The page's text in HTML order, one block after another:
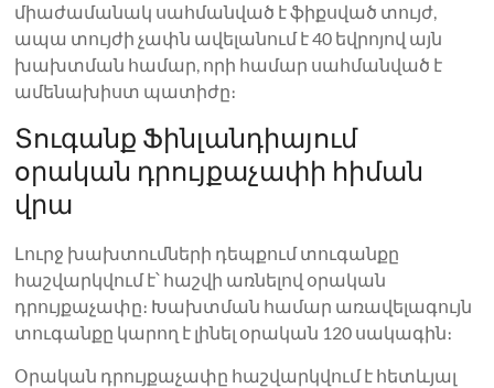
միաժամանակ սահմանված է ֆիքսված տույժ,
ապա տույժի չափն ավելանում է 40 եվրոյով այն
խախտման համար, որի համար սահմանված է
ամենախիստ պատիժը։
Տուգանք Ֆինլանդիայում
օրական դրույքաչափի հիման
վրա
Լուրջ խախտումների դեպքում տուգանքը
հաշվարկվում է՝ հաշվի առնելով օրական
դրույքաչափը։ Խախտման համար առավելագույն
տուգանքը կարող է լինել օրական 120 սակագին։
Օրական դրույքաչափը հաշվարկվում է հետևյալ